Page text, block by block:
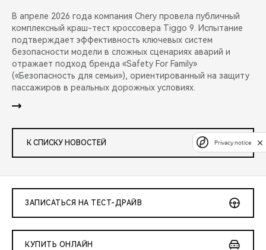
В апреле 2026 года компания Chery провела публичный
комплексный краш-тест кроссовера Tiggo 9. Испытание
подтверждает эффективность ключевых систем
безопасности модели в сложных сценариях аварий и
отражает подход бренда «Safety For Family»
(«Безопасность для семьи»), ориентированный на защиту
пассажиров в реальных дорожных условиях.
К СПИСКУ НОВОСТЕЙ
ЗАПИСАТЬСЯ НА ТЕСТ-ДРАЙВ
КУПИТЬ ОНЛАЙН
Privacy notice